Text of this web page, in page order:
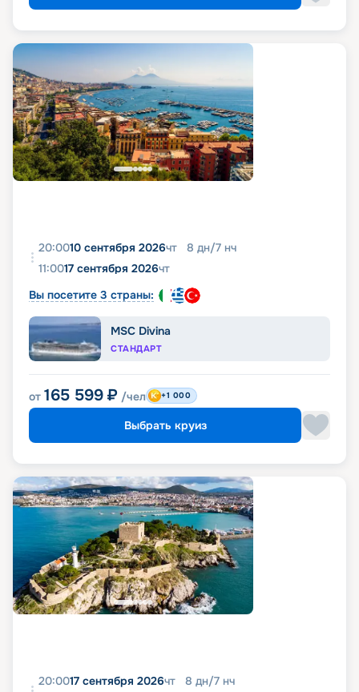
20:0010 сентября 2026чт 8 дн/7 нч
11:0017 сентября 2026чт
Вы посетите 3 страны:
MSC Divina
СТАНДАРТ
от 165 599 ₽ /чел +1 000
Выбрать круиз
20:0017 сентября 2026чт 8 дн/7 нч